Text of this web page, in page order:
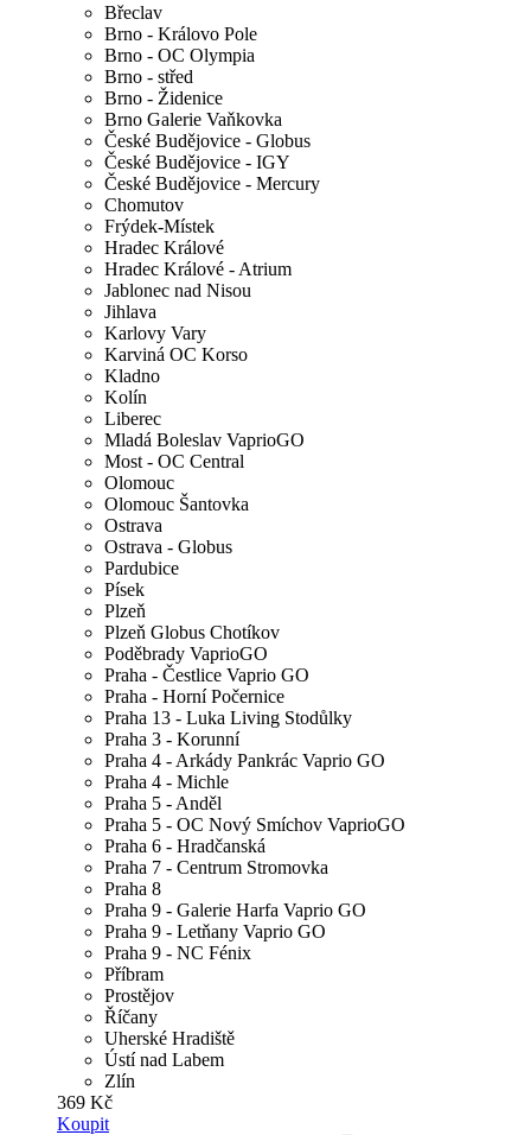
Břeclav
Brno - Královo Pole
Brno - OC Olympia
Brno - střed
Brno - Židenice
Brno Galerie Vaňkovka
České Budějovice - Globus
České Budějovice - IGY
České Budějovice - Mercury
Chomutov
Frýdek-Místek
Hradec Králové
Hradec Králové - Atrium
Jablonec nad Nisou
Jihlava
Karlovy Vary
Karviná OC Korso
Kladno
Kolín
Liberec
Mladá Boleslav VaprioGO
Most - OC Central
Olomouc
Olomouc Šantovka
Ostrava
Ostrava - Globus
Pardubice
Písek
Plzeň
Plzeň Globus Chotíkov
Poděbrady VaprioGO
Praha - Čestlice Vaprio GO
Praha - Horní Počernice
Praha 13 - Luka Living Stodůlky
Praha 3 - Korunní
Praha 4 - Arkády Pankrác Vaprio GO
Praha 4 - Michle
Praha 5 - Anděl
Praha 5 - OC Nový Smíchov VaprioGO
Praha 6 - Hradčanská
Praha 7 - Centrum Stromovka
Praha 8
Praha 9 - Galerie Harfa Vaprio GO
Praha 9 - Letňany Vaprio GO
Praha 9 - NC Fénix
Příbram
Prostějov
Říčany
Uherské Hradiště
Ústí nad Labem
Zlín
369 Kč
Koupit